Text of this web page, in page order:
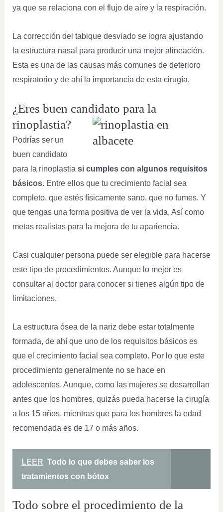
ya que se relaciona con el flujo de aire y la respiración.
La corrección del tabique desviado se logra ajustando
la estructura nasal para producir una mejor alineación.
Esta es una de las causas más comunes de deterioro
respiratorio y de ahí la importancia de esta cirugía.
¿Eres buen candidato para la
rinoplastia?
Podrías ser un
buen candidato
para la rinoplastia si cumples con algunos requisitos
básicos. Entre ellos que tu crecimiento facial sea
completo, que estés físicamente sano, que no fumes. Y
que tengas una forma positiva de ver la vida. Así como
metas realistas para la mejora de tu apariencia.
Casi cualquier persona puede ser elegible para hacerse
este tipo de procedimientos. Aunque lo mejor es
consultar al doctor para conocer si tienes algún tipo de
limitaciones.
La estructura ósea de la nariz debe estar totalmente
formada, de ahí que uno de los requisitos básicos es
que el crecimiento facial sea completo. Por lo que este
procedimiento generalmente no se hace en
adolescentes. Aunque, como las mujeres se desarrollan
antes que los hombres, quizás pueda hacerse la cirugía
a los 15 años, mientras que para los hombres la edad
recomendada es de 17 o más años.
LEER Todo lo que debes saber los
tratamientos con bótox
Todo sobre el procedimiento de la